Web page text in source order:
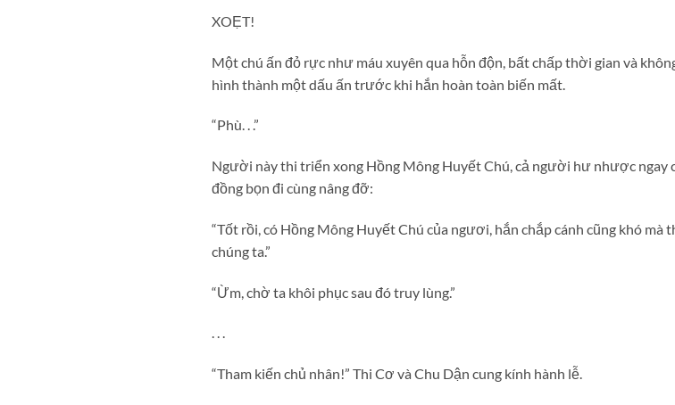
XOẸT!
Một chú ấn đỏ rực như máu xuyên qua hỗn độn, bất chấp thời gian và
hình thành một dấu ấn trước khi hắn hoàn toàn biến mất.
“Phù. . .”
Người này thi triển xong Hồng Mông Huyết Chú, cả người hư nhược ngay
đồng bọn đi cùng nâng đỡ:
“Tốt rồi, có Hồng Mông Huyết Chú của ngươi, hắn chắp cánh cũng khó
chúng ta.”
“Ừm, chờ ta khôi phục sau đó truy lùng.”
. . .
“Tham kiến chủ nhân!” Thi Cơ và Chu Dận cung kính hành lễ.